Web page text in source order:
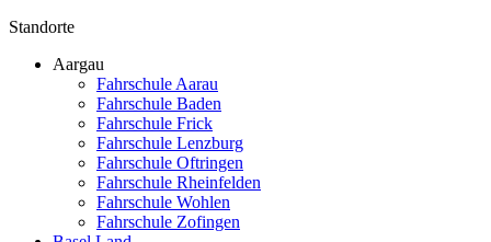
Standorte
Aargau
Fahrschule Aarau
Fahrschule Baden
Fahrschule Frick
Fahrschule Lenzburg
Fahrschule Oftringen
Fahrschule Rheinfelden
Fahrschule Wohlen
Fahrschule Zofingen